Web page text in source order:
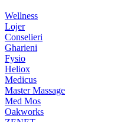
Wellness
Lojer
Conselieri
Gharieni
Fysio
Heliox
Medicus
Master Massage
Med Mos
Oakworks